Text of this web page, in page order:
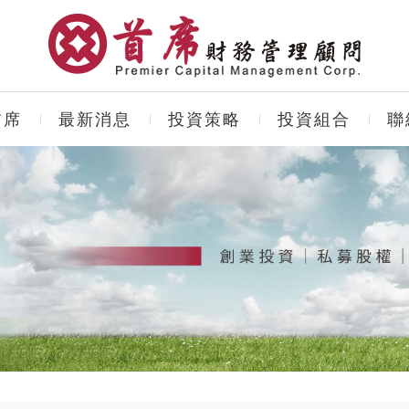
最新消息 投資策略 投資組合 聯